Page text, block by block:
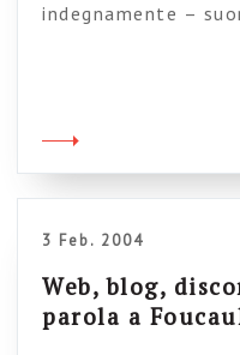
indegnamente –
supporre. Quadri,
come forma della
3 Feb. 2004
Web, blog,
parola a